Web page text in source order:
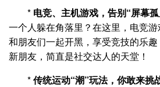
* 电竞、主机游戏，告别“屏幕孤
一个人躲在角落里？在这里，电竞
和朋友们一起开黑，享受竞技的乐
新朋友，简直是社交达人的天堂！
*传统运动“潮”玩法，你敢来挑